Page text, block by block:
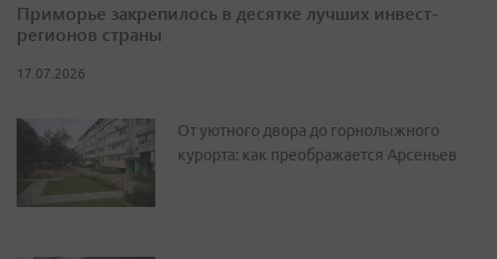
Приморье закрепилось в десятке лучших инвест-
регионов страны
17.07.2026
От уютного двора до горнолыжного
курорта: как преображается Арсеньев